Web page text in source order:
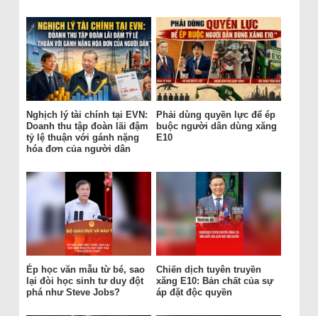
Nghịch lý tài chính tại EVN:
Doanh thu tập đoàn lãi đậm
tỷ lệ thuận với gánh nặng
hóa đơn của người dân
Phải dùng quyền lực để ép
buộc người dân dùng xăng
E10
Ép học văn mẫu từ bé, sao
lại đòi học sinh tư duy đột
phá như Steve Jobs?
Chiến dịch tuyên truyền
xăng E10: Bản chất của sự
áp đặt độc quyền